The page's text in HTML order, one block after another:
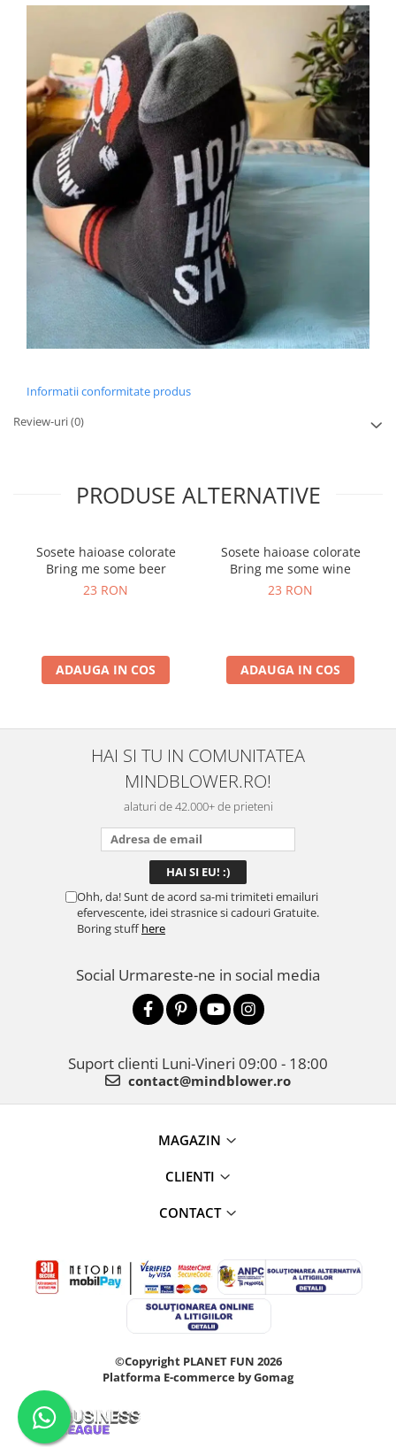
Informatii conformitate produs
Review-uri(0)
PRODUSE ALTERNATIVE
Sosete haioase colorate
Bring me some beer
23 RON
ADAUGA IN COS
Sosete haioase colorate
Bring me some wine
23 RON
ADAUGA IN COS
HAI SI TU IN COMUNITATEA
MINDBLOWER.RO!
alaturi de 42.000+ de prieteni
Ohh, da! Sunt de acord sa-mi trimiteti emailuri
efervescente, idei strasnice si cadouri Gratuite.
Boring stuffhere
Social Urmareste-ne in social media
Suport clienti Luni-Vineri 09:00 - 18:00
contact@mindblower.ro
MAGAZIN
CLIENTI
CONTACT
©Copyright PLANET FUN 2026
Platforma E-commerce by Gomag